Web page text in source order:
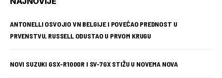
ANTONELLI OSVOJIO VN BELGIJE I POVEĆAO PREDNOST U
PRVENSTVU, RUSSELL ODUSTAO U PRVOM KRUGU
NOVI SUZUKI GSX-R1000R I SV-7GX STIŽU U NOVEMA NOVA